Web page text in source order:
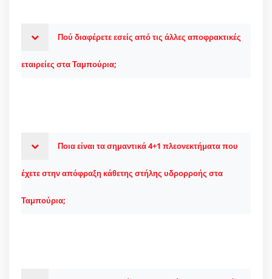
Πού διαφέρετε εσείς από τις άλλες αποφρακτικές
εταιρείες στα Ταμπούρια;
Ποια είναι τα σημαντικά 4+1 πλεονεκτήματα που
έχετε στην απόφραξη κάθετης στήλης υδρορροής στα
Ταμπούρια;